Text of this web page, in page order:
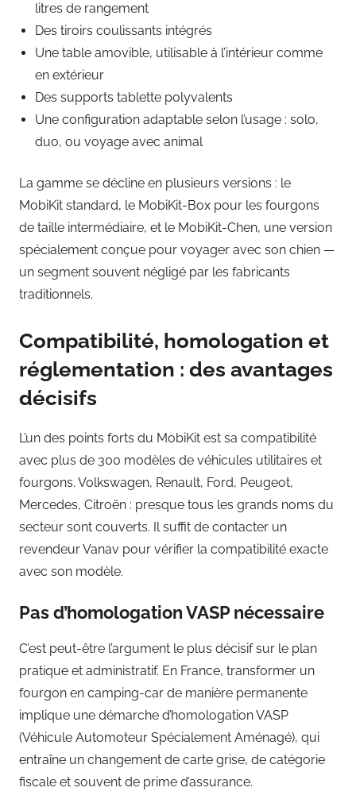
litres de rangement
Des tiroirs coulissants intégrés
Une table amovible, utilisable à l’intérieur comme
en extérieur
Des supports tablette polyvalents
Une configuration adaptable selon l’usage : solo,
duo, ou voyage avec animal
La gamme se décline en plusieurs versions : le
MobiKit standard, le MobiKit-Box pour les fourgons
de taille intermédiaire, et le MobiKit-Chen, une version
spécialement conçue pour voyager avec son chien —
un segment souvent négligé par les fabricants
traditionnels.
Compatibilité, homologation et
réglementation : des avantages
décisifs
L’un des points forts du MobiKit est sa compatibilité
avec plus de 300 modèles de véhicules utilitaires et
fourgons. Volkswagen, Renault, Ford, Peugeot,
Mercedes, Citroën : presque tous les grands noms du
secteur sont couverts. Il suffit de contacter un
revendeur Vanav pour vérifier la compatibilité exacte
avec son modèle.
Pas d’homologation VASP nécessaire
C’est peut-être l’argument le plus décisif sur le plan
pratique et administratif. En France, transformer un
fourgon en camping-car de manière permanente
implique une démarche d’homologation VASP
(Véhicule Automoteur Spécialement Aménagé), qui
entraîne un changement de carte grise, de catégorie
fiscale et souvent de prime d’assurance.